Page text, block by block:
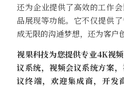
还为企业提供了高效的工作
品展现等功能。它不仅提供
成无限的沟通梦想，还为客户
视果科技为您提供专业4K视
议系统，视频会议系统方案
议终端，欢迎集成商，开发